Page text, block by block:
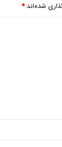
شده‌اند*